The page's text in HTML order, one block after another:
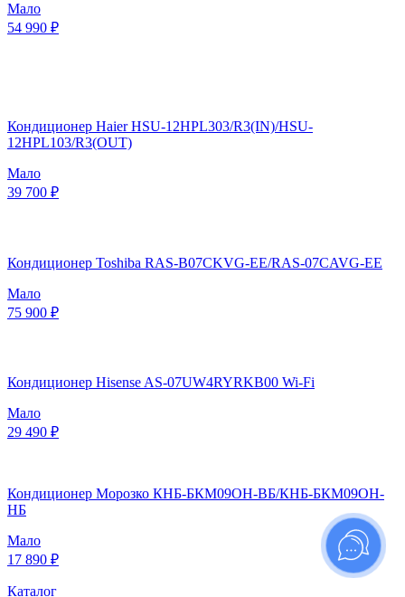
Мало
54 990 ₽
Кондиционер Haier HSU-12HPL303/R3(IN)/HSU-
12HPL103/R3(OUT)
Мало
39 700 ₽
Кондиционер Toshiba RAS-B07CKVG-EE/RAS-07CAVG-EE
Мало
75 900 ₽
Кондиционер Hisense AS-07UW4RYRKB00 Wi-Fi
Мало
29 490 ₽
Кондиционер Морозко КНБ-БКМ09ОН-ВБ/КНБ-БКМ09ОН-
НБ
Мало
17 890 ₽
Каталог